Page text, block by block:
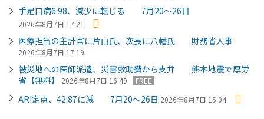
手足口病6.98、減少に転じる 7月20～26日
2026年8月7日 17:21
医療担当の主計官に片山氏、次長に八幡氏 財務省人事
2026年8月7日 17:19
被災地への医師派遣、災害救助費から支弁 熊本地震で厚労
省【無料】
2026年8月7日 16:49 FREE
ARI定点、42.87に減 7月20～26日 2026年8月7日 15:04